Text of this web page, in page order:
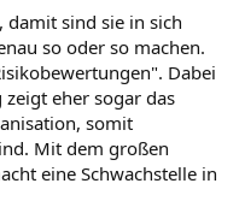
damit sind sie in sich
so oder so machen.
Dabei
eher sogar das
somit
Mit dem großen
eine Schwachstelle in